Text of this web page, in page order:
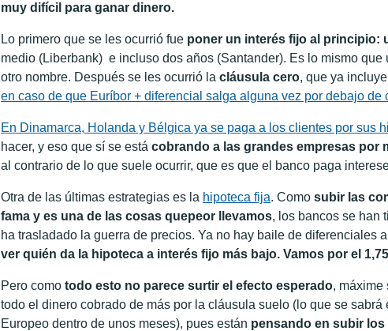
muy difícil para ganar dinero.
Lo primero que se les ocurrió fue poner un interés fijo al principio:
medio (Liberbank) e incluso dos años (Santander). Es lo mismo que
otro nombre. Después se les ocurrió la cláusula cero, que ya
en caso de que Euríbor + diferencial salga alguna vez por debajo de
En Dinamarca, Holanda y Bélgica ya se paga a los clientes por sus
hacer, y eso que sí se está cobrando a las grandes empresas por
al contrario de lo que suele ocurrir, que es que el banco paga
Otra de las últimas estrategias es la hipoteca fija. Como subir las
fama y es una de las cosas quepeor llevamos, los bancos se han
ha trasladado la guerra de precios. Ya no hay baile de diferenciales
ver quién da la hipoteca a interés fijo más bajo. Vamos por el
Pero como todo esto no parece surtir el efecto esperado, máxime
todo el dinero cobrado de más por la cláusula suelo (lo que se
Europeo dentro de unos meses), pues están pensando en subir